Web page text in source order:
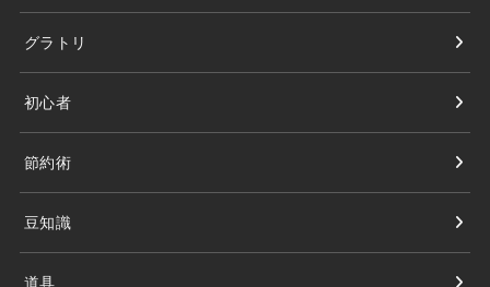
グラトリ
初心者
節約術
豆知識
道具